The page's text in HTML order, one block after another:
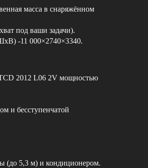
масса в снаряжённом
под ваши задачи).
-11 000×2740×3340.
2012 L06 2V мощностью
и бесступенчатой
(до 5,3 м) и кондиционером.